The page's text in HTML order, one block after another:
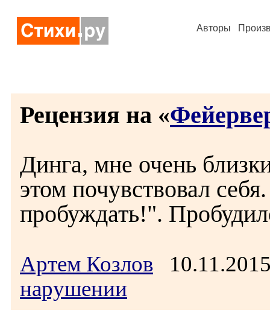
Авторы
Рецензия на «
Динга, мне очень
этом почувствовал
пробуждать!".
Артем Козлов
нарушении